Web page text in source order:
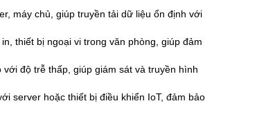
máy chủ, giúp truyền tải dữ liệu ổn định với
thiết bị ngoại vi trong văn phòng, giúp đảm
độ trễ thấp, giúp giám sát và truyền hình
server hoặc thiết bị điều khiển IoT, đảm bảo